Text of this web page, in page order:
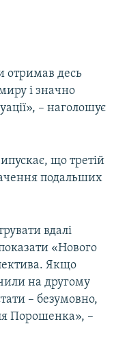
отримав десь
і значно
– наголошує
що третій
подальших
вдалі
«Нового
Якщо
на другому
– безумовно,
Порошенка», –